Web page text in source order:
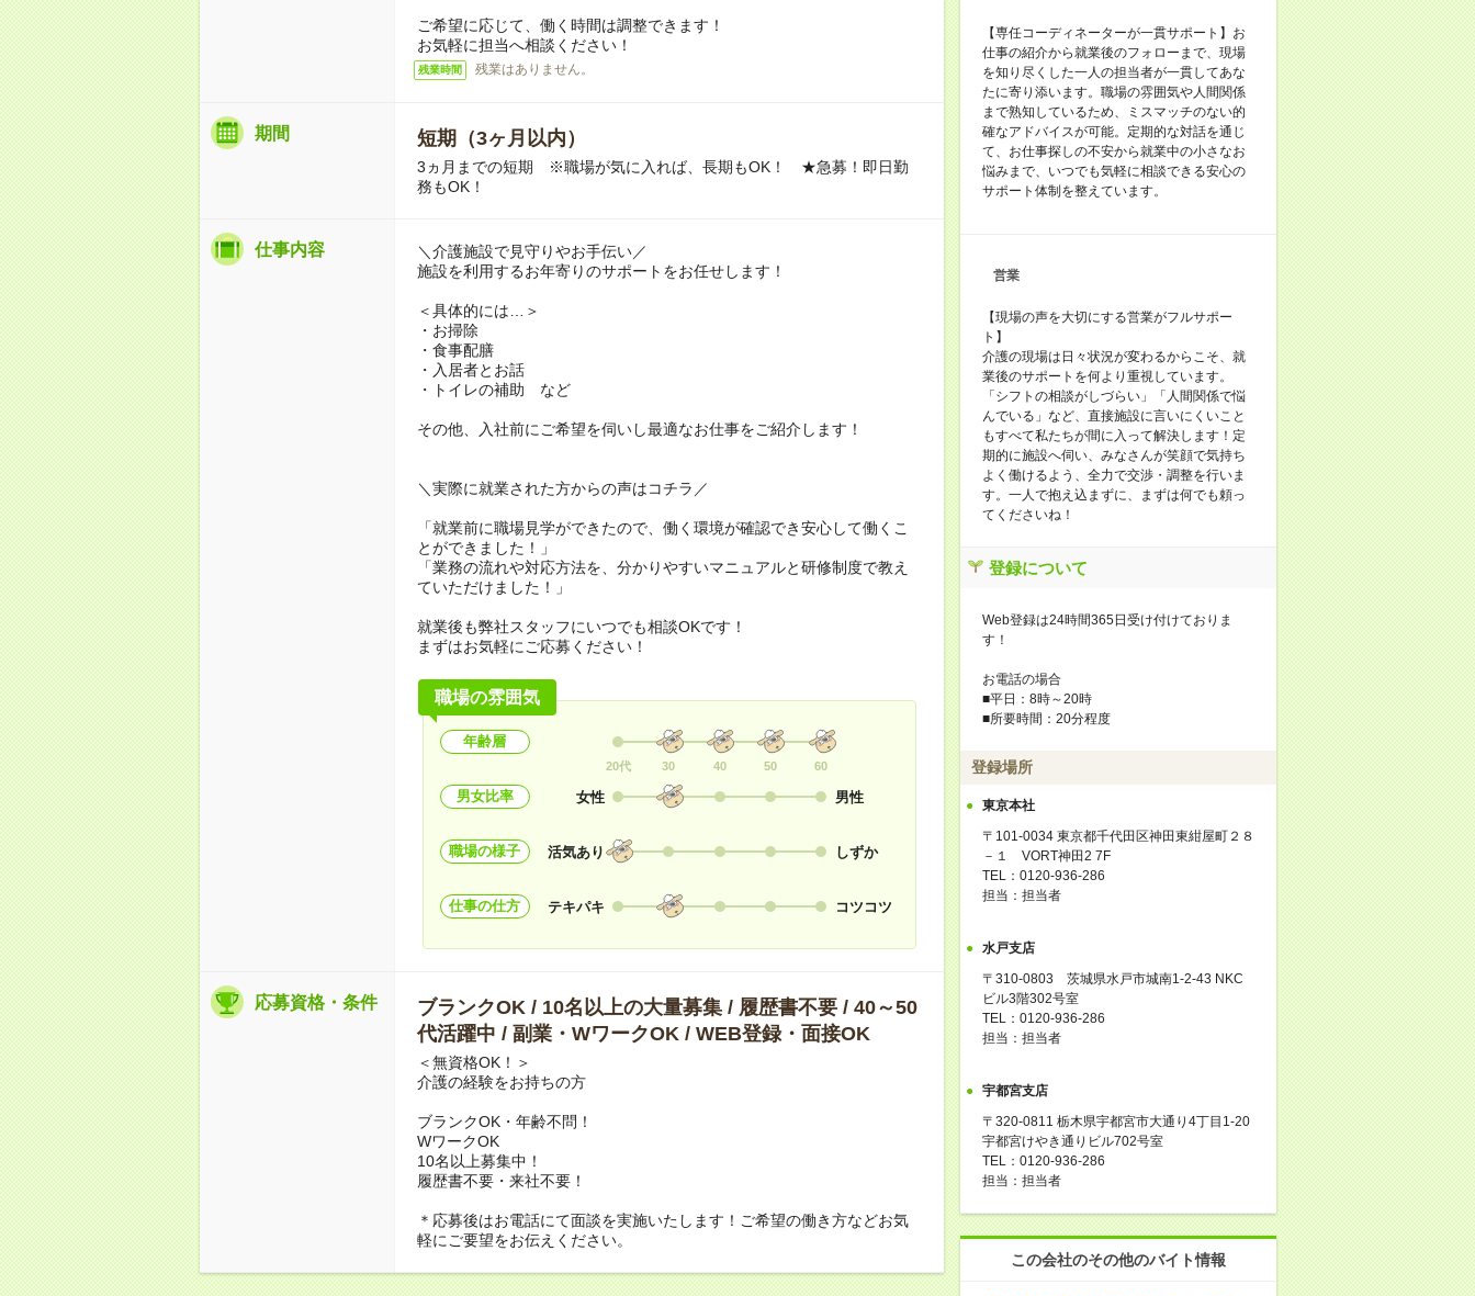
ご希望に応じて、働く時間は調整できます！
お気軽に担当へ相談ください！
残業時間 残業はありません。
期間 短期（3ヶ月以内）
3ヵ月までの短期 ※職場が気に入れば、長期もOK！ ★急募！即日勤
務もOK！
仕事内容
＼介護施設で見守りやお手伝い／
施設を利用するお年寄りのサポートをお任せします！
＜具体的には…＞
・お掃除
・食事配膳
・入居者とお話
・トイレの補助 など
その他、入社前にご希望を伺いし最適なお仕事をご紹介します！
＼実際に就業された方からの声はコチラ／
「就業前に職場見学ができたので、働く環境が確認でき安心して働くこ
とができました！」
「業務の流れや対応方法を、分かりやすいマニュアルと研修制度で教え
ていただけました！」
就業後も弊社スタッフにいつでも相談OKです！
まずはお気軽にご応募ください！
職場の雰囲気
年齢層
20代 30 40 50 60
男女比率 女性 男性
職場の様子 活気あり しずか
仕事の仕方 テキパキ コツコツ
応募資格・条件
ブランクOK / 10名以上の大量募集 / 履歴書不要 / 40～50
代活躍中 / 副業・WワークOK / WEB登録・面接OK
＜無資格OK！＞
介護の経験をお持ちの方
ブランクOK・年齢不問！
WワークOK
10名以上募集中！
履歴書不要・来社不要！
＊応募後はお電話にて面談を実施いたします！ご希望の働き方などお気
軽にご要望をお伝えください。
【専任コーディネーターが一貫サポート】お
仕事の紹介から就業後のフォローまで、現場
を知り尽くした一人の担当者が一貫してあな
たに寄り添います。職場の雰囲気や人間関係
まで熟知しているため、ミスマッチのない的
確なアドバイスが可能。定期的な対話を通じ
て、お仕事探しの不安から就業中の小さなお
悩みまで、いつでも気軽に相談できる安心の
サポート体制を整えています。
営業
【現場の声を大切にする営業がフルサポー
ト】
介護の現場は日々状況が変わるからこそ、就
業後のサポートを何より重視しています。
「シフトの相談がしづらい」「人間関係で悩
んでいる」など、直接施設に言いにくいこと
もすべて私たちが間に入って解決します！定
期的に施設へ伺い、みなさんが笑顔で気持ち
よく働けるよう、全力で交渉・調整を行いま
す。一人で抱え込まずに、まずは何でも頼っ
てくださいね！
登録について
Web登録は24時間365日受け付けておりま
す！
お電話の場合
■平日：8時～20時
■所要時間：20分程度
登録場所
東京本社
〒101-0034 東京都千代田区神田東紺屋町２８
－１ VORT神田2 7F
TEL：0120-936-286
担当：担当者
水戸支店
〒310-0803 茨城県水戸市城南1-2-43 NKC
ビル3階302号室
TEL：0120-936-286
担当：担当者
宇都宮支店
〒320-0811 栃木県宇都宮市大通り4丁目1-20
宇都宮けやき通りビル702号室
TEL：0120-936-286
担当：担当者
この会社のその他のバイト情報